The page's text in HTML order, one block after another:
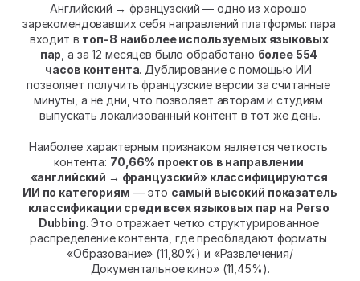
Английский → французский — одно из хорошо
зарекомендовавших себя направлений платформы: пара
входит в топ-8 наиболее используемых языковых
пар , а за 12 месяцев было обработано более 554
часов контента. Дублирование с помощью ИИ
позволяет получить французские версии за считанные
минуты, а не дни, что позволяет авторам и студиям
выпускать локализованный контент в тот же день.
Наиболее характерным признаком является четкость
контента: 70,66% проектов в направлении
«английский → французский» классифицируются
ИИ по категориям — это самый высокий показатель
классификации среди всех языковых пар на Perso
Dubbing. Это отражает четко структурированное
распределение контента, где преобладают форматы
«Образование» (11,80%) и «Развлечения/
Документальное кино» (11,45%).